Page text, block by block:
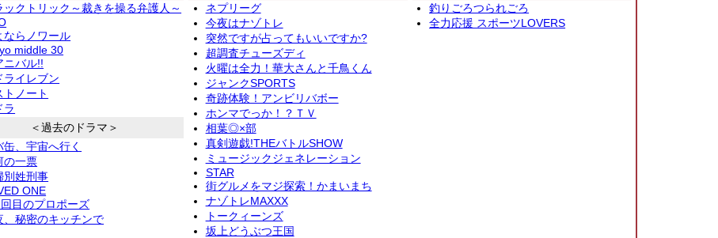
ックトリック～裁きを操る弁護人～
ならノワール
middle 30
ニバル!!
ライレブン
トノート
ラ
＜過去のドラマ＞
缶、宇宙へ行く
の一票
別姓刑事
ONE
目のプロポーズ
、秘密のキッチンで
ネプリーグ
今夜はナゾトレ
突然ですが占ってもいいですか?
超調査チューズディ
火曜は全力！華大さんと千鳥くん
ジャンクSPORTS
奇跡体験！アンビリバボー
ホンマでっか！？ＴＶ
相葉◎×部
真剣遊戯!THEバトルSHOW
ミュージックジェネレーション
STAR
街グルメをマジ探索！かまいまち
ナゾトレMAXXX
トークィーンズ
坂上どうぶつ王国
釣りごろつられごろ
全力応援 スポーツLOVERS